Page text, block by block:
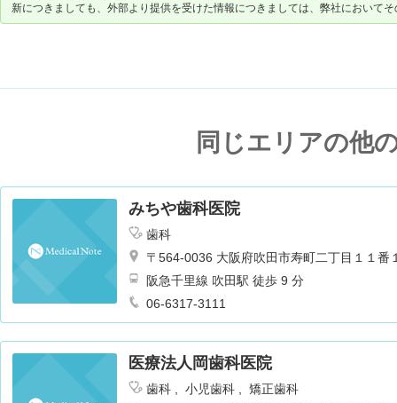
新につきましても、外部より提供を受けた情報につきましては、弊社において
同じエリアの他
みちや歯科医院
歯科
〒564-0036 大阪府吹田市寿町二丁目１１番
阪急千里線 吹田駅 徒歩 9 分
06-6317-3111
医療法人岡歯科医院
歯科 小児歯科
矯正歯科